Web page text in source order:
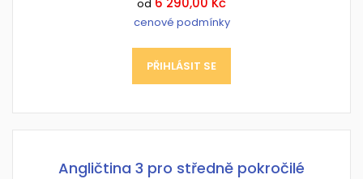
od
cenové podmínky
PŘIHLÁSIT SE
Angličtina 3 pro středně pokročilé